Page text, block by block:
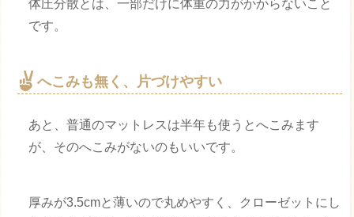
体圧分散とは、一部だけに体重の力がかからないこと
です。
へこみも無く、片づけやすい
あと、普通のマットレスは半年も使うとへこみます
が、そのへこみがないのもいいです。
厚みが3.5cmと薄いので丸めやすく、クローゼットにし